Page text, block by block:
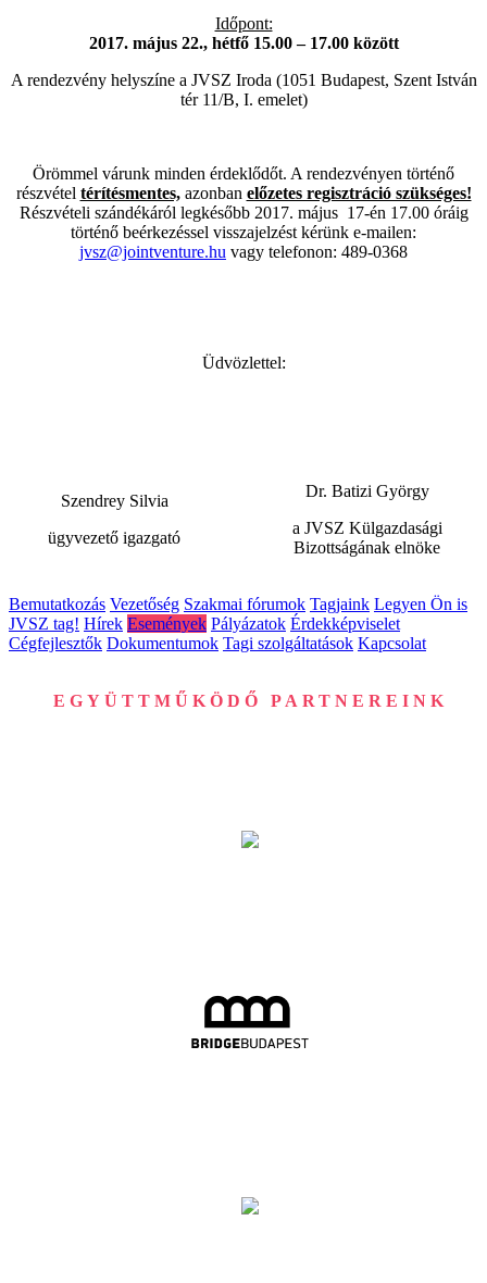
Időpont:
2017. május 22., hétfő 15.00 – 17.00 között
A rendezvény helyszíne a JVSZ Iroda (1051 Budapest, Szent István
tér 11/B, I. emelet)
Örömmel várunk minden érdeklődőt. A rendezvényen történő
részvétel térítésmentes,azonban előzetes regisztráció szükséges!
Részvételi szándékáról legkésőbb 2017. május 17-én 17.00 óráig
történő beérkezéssel visszajelzést kérünk e-mailen:
jvsz@jointventure.hu vagy telefonon: 489-0368
Üdvözlettel:
Szendrey Silvia
ügyvezető igazgató
Dr. Batizi György
a JVSZ Külgazdasági
Bizottságának elnöke
Bemutatkozás Vezetőség Szakmai fórumok Tagjaink Legyen Ön is
JVSZ tag! Hírek Események Pályázatok Érdekképviselet
Cégfejlesztők Dokumentumok Tagi szolgáltatások Kapcsolat
EGYÜTTMŰKÖDŐ PARTNEREINK